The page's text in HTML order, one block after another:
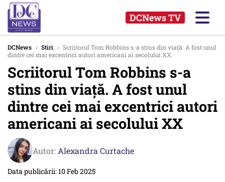
DCNews TV
DCNews › Stiri › Scriitorul Tom Robbins s-a stins din viață. A fost unul
dintre cei mai excentrici autori americani ai secolului XX
Scriitorul Tom Robbins s-a
stins din viață. A fost unul
dintre cei mai excentrici autori
americani ai secolului XX
Autor: Alexandra Curtache
Data publicării: 10 Feb 2025